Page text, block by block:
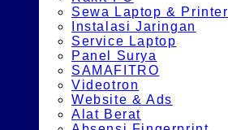
Sewa Laptop & Printer
Instalasi Jaringan
Service Laptop
Panel Surya
SAMAFITRO
Videotron
Website & Ads
Alat Berat